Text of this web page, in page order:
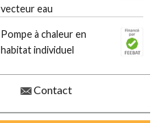
vecteur eau
Pompe à chaleur en
habitat individuel
Contact